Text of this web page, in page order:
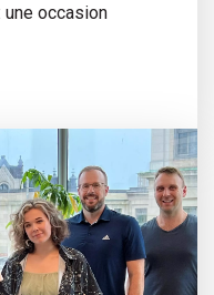
une occasion